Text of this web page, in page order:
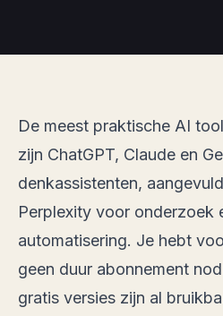
De meest praktische AI
zijn ChatGPT, Claude en
denkassistenten,
Perplexity voor onderzoek
automatisering. Je hebt
geen duur abonnement
gratis versies zijn al